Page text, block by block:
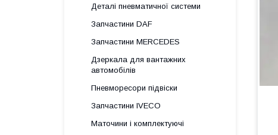
Деталі пневматичної системи
Запчастини DAF
Запчастини MERCEDES
Дзеркала для вантажних
автомобілів
Пневморесори підвіски
Запчастини IVECO
Маточини і комплектуючі